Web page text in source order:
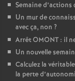
Semaine
Un mur de
avec ça, non ?
Arrêt OMONT : il
Un nouvelle
Calculez la
la perte